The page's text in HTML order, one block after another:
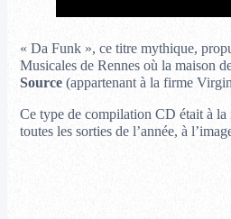
« Da Funk », ce titre mythique,
Musicales de Rennes où la maison
Source (appartenant à la firme
Ce type de compilation CD était à la
toutes les sorties de l’année, à